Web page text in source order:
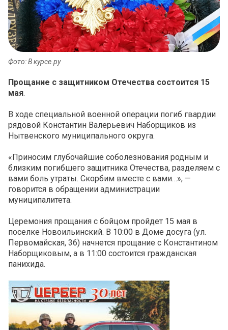
Фото: В курсе.ру
Прощание с защитником Отечества состоится 15
мая.
В ходе специальной военной операции погиб гвардии
рядовой Константин Валерьевич Наборщиков из
Нытвенского муниципального округа.
«Приносим глубочайшие соболезнования родным и
близким погибшего защитника Отечества, разделяем с
вами боль утраты. Скорбим вместе с вами…», —
говорится в обращении администрации
муниципалитета.
Церемония прощания с бойцом пройдет 15 мая в
поселке Новоильинский. В 10:00 в Доме досуга (ул.
Первомайская, 36) начнется прощание с Константином
Наборщиковым, а в 11:00 состоится гражданская
панихида.